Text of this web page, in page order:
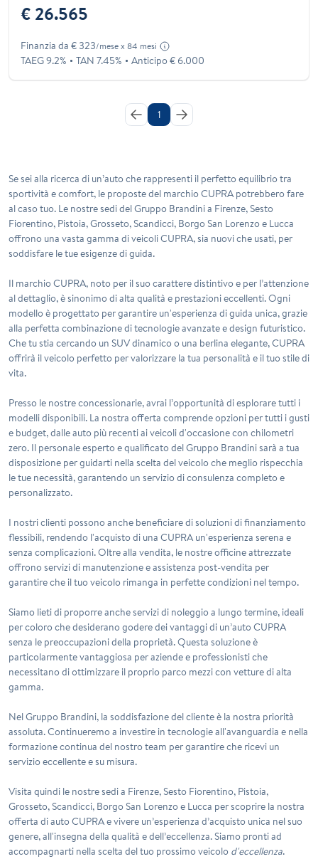
€ 26.565
Finanzia da € 323/mese x 84 mesi
TAEG 9.2% TAN 7.45% Anticipo € 6.000
1
Se sei alla ricerca di un’auto che rappresenti il perfetto equilibrio tra
sportività e comfort, le proposte del marchioCUPRA potrebbero fare
al caso tuo. Le nostre sedi del Gruppo Brandini a Firenze, Sesto
Fiorentino, Pistoia, Grosseto, Scandicci, Borgo San Lorenzo e Lucca
offrono una vasta gamma di veicoliCUPRA, sia nuovi che usati, per
soddisfare le tue esigenze di guida.
Il marchioCUPRA, noto per il suo carattere distintivo e per l’attenzione
al dettaglio, è sinonimo di alta qualità e prestazioni eccellenti. Ogni
modello è progettato per garantire un'esperienza di guida unica, grazie
alla perfetta combinazione di tecnologie avanzate e design futuristico.
Che tu stia cercando un SUV dinamico o una berlina elegante,CUPRA
offrirà il veicolo perfetto per valorizzare la tua personalità e il tuo stile di
vita.
Presso le nostre concessionarie, avrai l’opportunità di esplorare tutti i
modelli disponibili. La nostra offerta comprende opzioni per tutti i gusti
e budget, dalle auto più recenti ai veicoli d'occasione con chilometri
zero. Il personale esperto e qualificato del Gruppo Brandini sarà a tua
disposizione per guidarti nella scelta del veicolo che meglio rispecchia
le tue necessità, garantendo un servizio di consulenza completo e
personalizzato.
I nostri clienti possono anche beneficiare di soluzioni di finanziamento
flessibili, rendendo l'acquisto di una CUPRA un'esperienza serena e
senza complicazioni. Oltre alla vendita, le nostre officine attrezzate
offrono servizi di manutenzione e assistenza post-vendita per
garantire che il tuo veicolo rimanga in perfette condizioni nel tempo.
Siamo lieti di proporre anche servizi di noleggio a lungo termine, ideali
per coloro che desiderano godere dei vantaggi di un’autoCUPRA
senza le preoccupazioni della proprietà. Questa soluzione è
particolarmente vantaggiosa per aziende e professionisti che
necessitano di ottimizzare il proprio parco mezzi con vetture di alta
gamma.
Nel Gruppo Brandini, la soddisfazione del cliente è la nostra priorità
assoluta. Continueremo a investire in tecnologie all'avanguardia e nella
formazione continua del nostro team per garantire che ricevi un
servizio eccellente e su misura.
Visita quindi le nostre sedi a Firenze, Sesto Fiorentino, Pistoia,
Grosseto, Scandicci, Borgo San Lorenzo e Lucca per scoprire la nostra
offerta di autoCUPRAe vivere un’esperienza d’acquisto unica nel suo
genere, all'insegna della qualità e dell’eccellenza. Siamo pronti ad
accompagnarti nella scelta del tuo prossimo veicolo d'eccellenza.